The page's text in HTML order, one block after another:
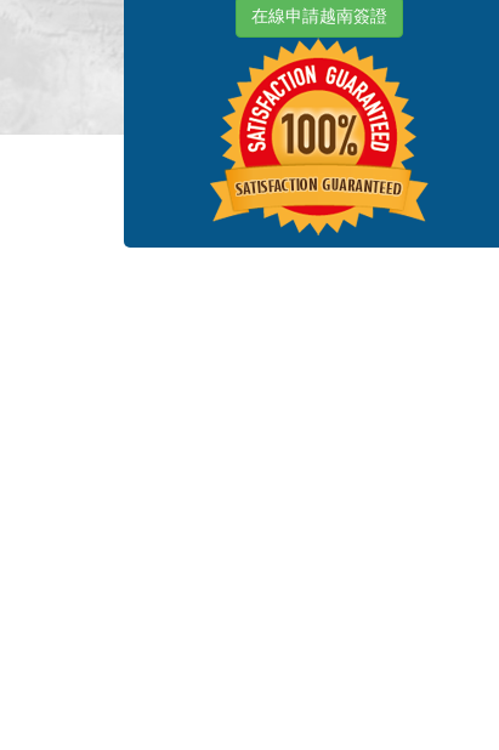
在線申請越南簽證